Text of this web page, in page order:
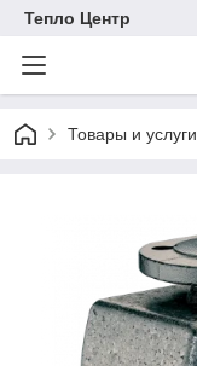
Тепло Центр
Товары и услуги